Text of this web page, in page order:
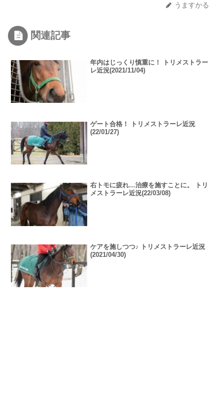
うますかる
関連記事
年内はじっくり慎重に！ トリメストラー
レ近況(2021/11/04)
ゲート合格！ トリメストラーレ近況
(22/01/27)
右トモに疲れ…治療を施すことに。 トリ
メストラーレ近況(22/03/08)
ケアを施しつつ♪ トリメストラーレ近況
(2021/04/30)